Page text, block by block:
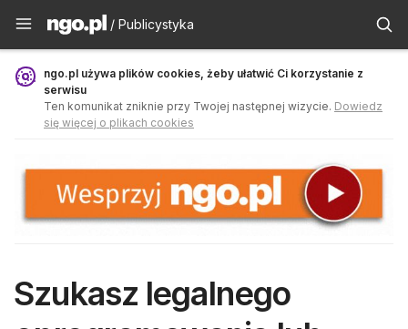
Publicystyka - ngo.pl
/ Publicystyka
ngo.pl używa plików cookies, żeby ułatwić Ci korzystanie z
serwisu
Ten komunikat zniknie przy Twojej następnej wizycie. Dowiedz
się więcej o plikach cookies
Szukasz legalnego